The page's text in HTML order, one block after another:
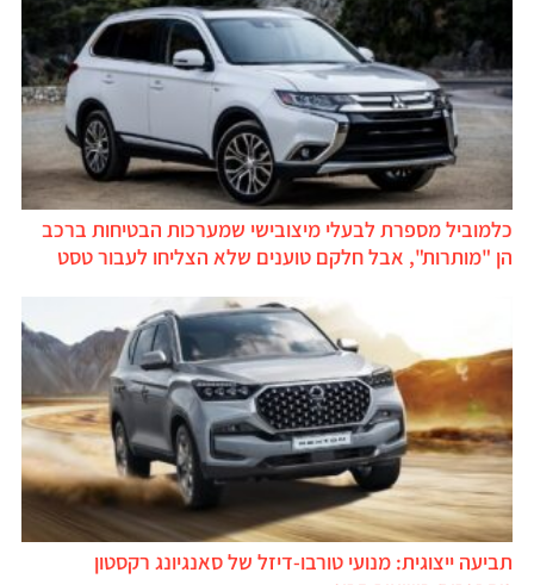
כלמוביל מספרת לבעלי מיצובישי שמערכות הבטיחות ברכב
הן "מותרות", אבל חלקם טוענים שלא הצליחו לעבור טסט
תביעה ייצוגית: מנועי טורבו-דיזל של סאנגיונג רקסטון